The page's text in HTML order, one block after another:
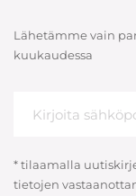
Lähetämme vain
kuukaudessa
* tilaamalla
tietojen